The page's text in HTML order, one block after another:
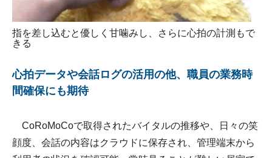
指を差し込むと優しく甘噛みし、さらに心拍の計測もで
きる
心拍データや会話ログの活用の他、職員の業務時
間確保にも期待
CoRoMoCoで取得されたバイタルの推移や、日々の笑
顔度、会話の内容はクラウドに保存され、管理端末から